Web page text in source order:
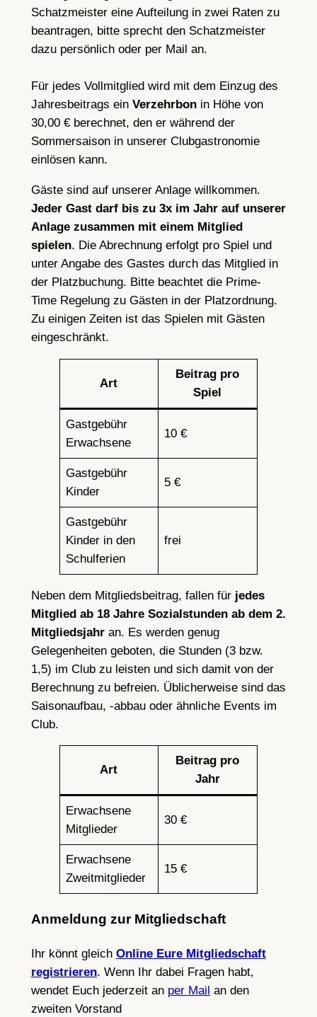
Schatzmeister eine Aufteilung in zwei Raten zu
beantragen, bitte sprecht den Schatzmeister
dazu persönlich oder per Mail an.
Für jedes Vollmitglied wird mit dem Einzug des
Jahresbeitrags ein Verzehrbonin Höhe von
30,00 € berechnet, den er während der
Sommersaison in unserer Clubgastronomie
einlösen kann.
Gäste sind auf unserer Anlage willkommen.
Jeder Gast darf bis zu 3x im Jahr auf unserer
Anlage zusammen mit einem Mitglied
spielen. Die Abrechnung erfolgt pro Spiel und
unter Angabe des Gastes durch das Mitglied in
der Platzbuchung. Bitte beachtet die Prime-
Time Regelung zu Gästen in der Platzordnung.
Zu einigen Zeiten ist das Spielen mit Gästen
eingeschränkt.
Art
Beitrag pro
Spiel
Gastgebühr
Erwachsene
10 €
Gastgebühr
Kinder
5 €
Gastgebühr
Kinder in den
Schulferien
frei
Neben dem Mitgliedsbeitrag, fallen für jedes
Mitglied ab 18 Jahre Sozialstunden ab dem 2.
Mitgliedsjahran. Es werden genug
Gelegenheiten geboten, die Stunden (3 bzw.
1,5) im Club zu leisten und sich damit von der
Berechnung zu befreien. Üblicherweise sind das
Saisonaufbau, -abbau oder ähnliche Events im
Club.
Art
Beitrag pro
Jahr
Erwachsene
Mitglieder
30 €
Erwachsene
Zweitmitglieder
15 €
Anmeldung zur Mitgliedschaft
Ihr könnt gleich Online Eure Mitgliedschaft
registrieren. Wenn Ihr dabei Fragen habt,
wendet Euch jederzeit an per Mail an den
zweiten Vorstand